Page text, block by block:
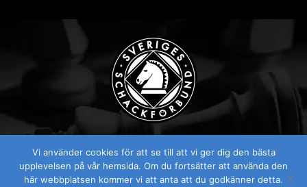
Vi använder cookies för att se till att vi ger dig den bästa
upplevelsen på vår hemsida. Om du fortsätter att använda den
här webbplatsen kommer vi att anta att du godkänner detta.